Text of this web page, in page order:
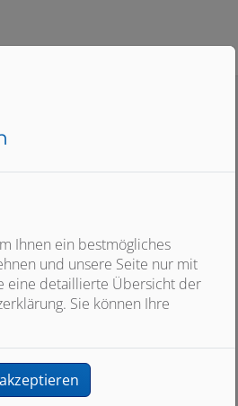
Ihnen ein bestmögliches
und unsere Seite nur mit
eine detaillierte Übersicht der
Sie können Ihre